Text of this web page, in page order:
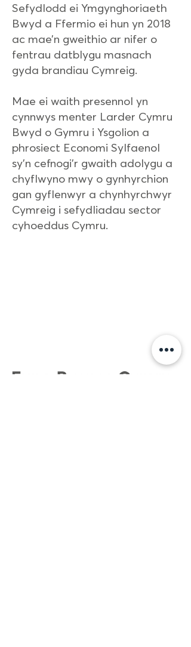
Sefydlodd ei Ymgynghoriaeth
Bwyd a Ffermio ei hun yn 2018
ac mae’n gweithio ar nifer o
fentrau datblygu masnach
gyda brandiau Cymreig.
Mae ei waith presennol yn
cynnwys menter Larder Cymru
Bwyd o Gymru i Ysgolion a
phrosiect Economi Sylfaenol
sy'n cefnogi’r gwaith adolygu a
chyflwyno mwy o gynhyrchion
gan gyflenwyr a chynhyrchwyr
Cymreig i sefydliadau sector
cyhoeddus Cymru.